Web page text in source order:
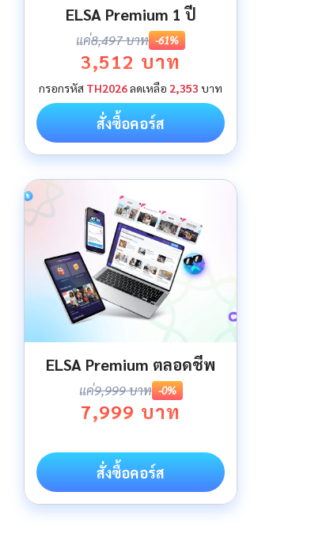
ELSA Premium 1 ปี
แค่8,497 บาท -61%
3,512 บาท
กรอกรหัส TH2026ลดเหลือ 2,353 บาท
สั่งซื้อคอร์ส
ELSA Premium ตลอดชีพ
แค่9,999 บาท -0%
7,999 บาท
สั่งซื้อคอร์ส